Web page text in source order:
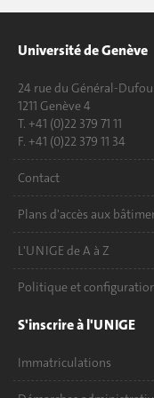
Université de Genève
24 rue du Général-
1211 Genève 4
T. +41 (0)22 379 71 11
F. +41 (0)22 379 11 34
Contact
Plans d'accès aux
L'UNIGE de A à Z
Politique et
S'inscrire à l'UNIGE
Immatriculations